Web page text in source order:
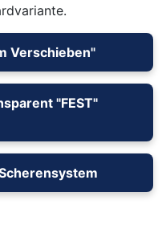
Verschieben"
"FEST"